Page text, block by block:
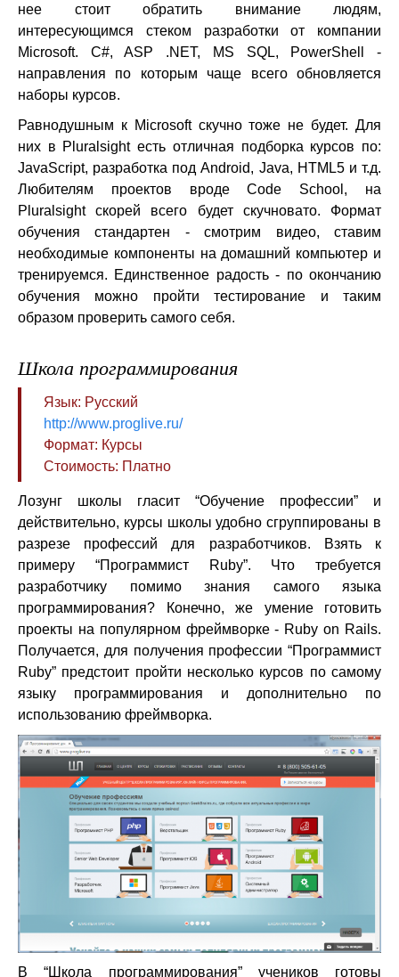
нее стоит обратить внимание людям,
интересующимся стеком разработки от компании
Microsoft. C#, ASP .NET, MS SQL, PowerShell -
направления по которым чаще всего обновляется
наборы курсов.
Равнодушным к Microsoft скучно тоже не будет. Для
них в Pluralsight есть отличная подборка курсов по:
JavaScript, разработка под Android, Java, HTML5 и т.д.
Любителям проектов вроде Code School, на
Pluralsight скорей всего будет скучновато. Формат
обучения стандартен - смотрим видео, ставим
необходимые компоненты на домашний компьютер и
тренируемся. Единственное радость - по окончанию
обучения можно пройти тестирование и таким
образом проверить самого себя.
Школа программирования
Язык: Русский
http://www.proglive.ru/
Формат: Курсы
Стоимость: Платно
Лозунг школы гласит “Обучение профессии” и
действительно, курсы школы удобно сгруппированы в
разрезе профессий для разработчиков. Взять к
примеру “Программист Ruby”. Что требуется
разработчику помимо знания самого языка
программирования? Конечно, же умение готовить
проекты на популярном фреймворке - Ruby on Rails.
Получается, для получения профессии “Программист
Ruby” предстоит пройти несколько курсов по самому
языку программирования и дополнительно по
использованию фреймворка.
В “Школа программирования” учеников готовы